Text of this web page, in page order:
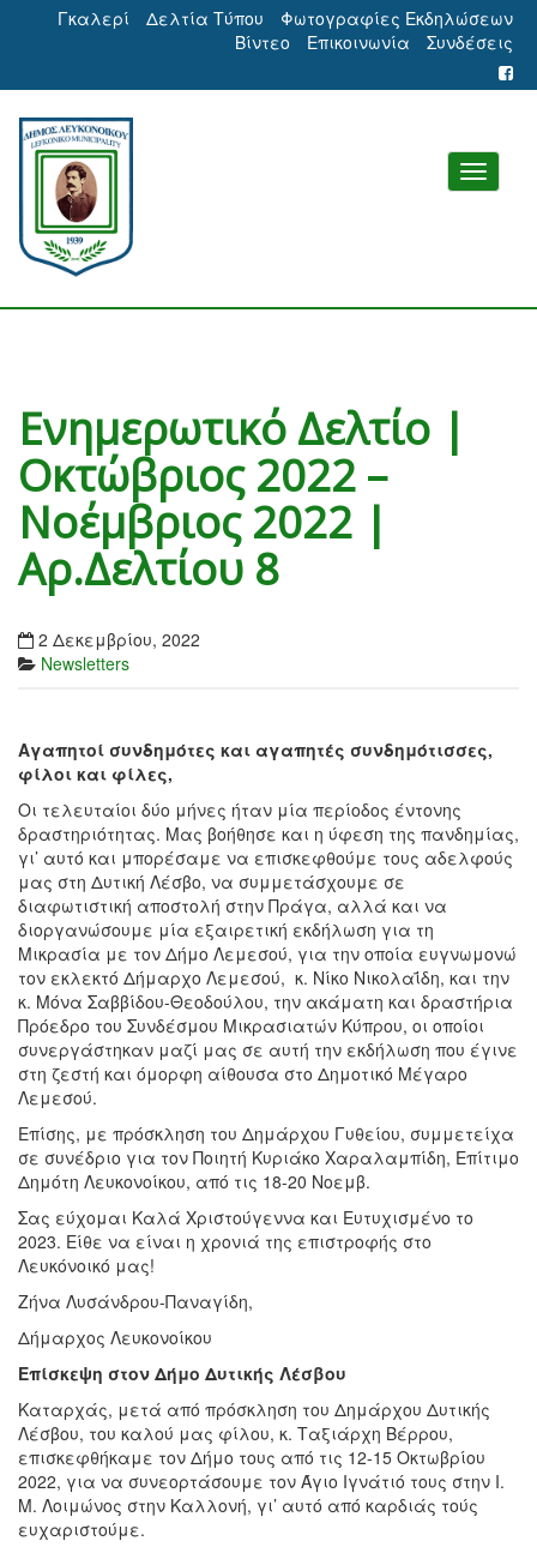
Γκαλερί Δελτία Τύπου
Φωτογραφίες Εκδηλώσεων
Βίντεο
Επικοινωνία Συνδέσεις
Ενημερωτικό Δελτίο |
Οκτώβριος 2022 –
Νοέμβριος 2022 |
Αρ.Δελτίου 8
2 Δεκεμβρίου, 2022
Newsletters
Αγαπητοί συνδημότες και αγαπητές συνδημότισσες,
φίλοι και φίλες,
Οι τελευταίοι δύο μήνες ήταν μία περίοδος έντονης
δραστηριότητας. Μας βοήθησε και η ύφεση της πανδημίας,
γι’ αυτό και μπορέσαμε να επισκεφθούμε τους αδελφούς
μας στη Δυτική Λέσβο, να συμμετάσχουμε σε
διαφωτιστική αποστολή στην Πράγα, αλλά και να
διοργανώσουμε μία εξαιρετική εκδήλωση για τη
Μικρασία με τον Δήμο Λεμεσού, για την οποία ευγνωμονώ
τον εκλεκτό Δήμαρχο Λεμεσού, κ. Νίκο Νικολαΐδη, και την
κ. Μόνα Σαββίδου-Θεοδούλου, την ακάματη και δραστήρια
Πρόεδρο του Συνδέσμου Μικρασιατών Κύπρου, οι οποίοι
συνεργάστηκαν μαζί μας σε αυτή την εκδήλωση που έγινε
στη ζεστή και όμορφη αίθουσα στο Δημοτικό Μέγαρο
Λεμεσού.
Επίσης, με πρόσκληση του Δημάρχου Γυθείου, συμμετείχα
σε συνέδριο για τον Ποιητή Κυριάκο Χαραλαμπίδη, Επίτιμο
Δημότη Λευκονοίκου, από τις 18-20 Νοεμβ.
Σας εύχομαι Καλά Χριστούγεννα και Ευτυχισμένο το
2023. Είθε να είναι η χρονιά της επιστροφής στο
Λευκόνοικό μας!
Ζήνα Λυσάνδρου-Παναγίδη,
Δήμαρχος Λευκονοίκου
Επίσκεψη στον Δήμο Δυτικής Λέσβου
Καταρχάς, μετά από πρόσκληση του Δημάρχου Δυτικής
Λέσβου, του καλού μας φίλου, κ. Ταξιάρχη Βέρρου,
επισκεφθήκαμε τον Δήμο τους από τις 12-15 Οκτωβρίου
2022, για να συνεορτάσουμε τον Άγιο Ιγνάτιό τους στην Ι.
Μ. Λοιμώνος στην Καλλονή, γι’ αυτό από καρδιάς τούς
ευχαριστούμε.